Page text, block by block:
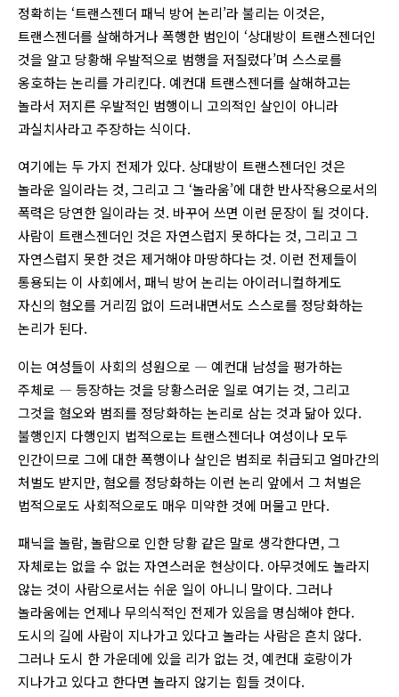
정확히는 ‘트랜스젠더 패닉 방어 논리’라 불리는 이것은,
트랜스젠더를 살해하거나 폭행한 범인이 ‘상대방이 트랜스젠더인
것을 알고 당황해 우발적으로 범행을 저질렀다’며 스스로를
옹호하는 논리를 가리킨다. 예컨대 트랜스젠더를 살해하고는
놀라서 저지른 우발적인 범행이니 고의적인 살인이 아니라
과실치사라고 주장하는 식이다.
여기에는 두 가지 전제가 있다. 상대방이 트랜스젠더인 것은
놀라운 일이라는 것, 그리고 그 ‘놀라움’에 대한 반사작용으로서의
폭력은 당연한 일이라는 것. 바꾸어 쓰면 이런 문장이 될 것이다.
사람이 트랜스젠더인 것은 자연스럽지 못하다는 것, 그리고 그
자연스럽지 못한 것은 제거해야 마땅하다는 것. 이런 전제들이
통용되는 이 사회에서, 패닉 방어 논리는 아이러니컬하게도
자신의 혐오를 거리낌 없이 드러내면서도 스스로를 정당화하는
논리가 된다.
이는 여성들이 사회의 성원으로 ― 예컨대 남성을 평가하는
주체로 ― 등장하는 것을 당황스러운 일로 여기는 것, 그리고
그것을 혐오와 범죄를 정당화하는 논리로 삼는 것과 닮아 있다.
불행인지 다행인지 법적으로는 트랜스젠더나 여성이나 모두
인간이므로 그에 대한 폭행이나 살인은 범죄로 취급되고 얼마간의
처벌도 받지만, 혐오를 정당화하는 이런 논리 앞에서 그 처벌은
법적으로도 사회적으로도 매우 미약한 것에 머물고 만다.
패닉을 놀람, 놀람으로 인한 당황 같은 말로 생각한다면, 그
자체로는 없을 수 없는 자연스러운 현상이다. 아무것에도 놀라지
않는 것이 사람으로서는 쉬운 일이 아니니 말이다. 그러나
놀라움에는 언제나 무의식적인 전제가 있음을 명심해야 한다.
도시의 길에 사람이 지나가고 있다고 놀라는 사람은 흔치 않다.
그러나 도시 한 가운데에 있을 리가 없는 것, 예컨대 호랑이가
지나가고 있다고 한다면 놀라지 않기는 힘들 것이다.